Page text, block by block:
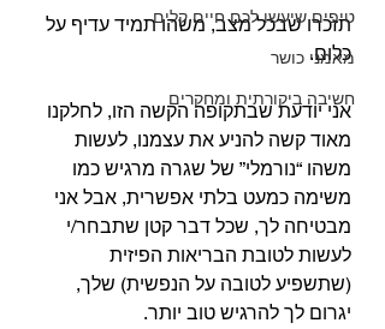
טיפים שיעשו לכם חיים קלים
מאמני כושר
חשיבה ביקורתית ומחקרים
תזכרו שבכל מצב, משהו תמיד עדיף על
כלום.⁣⁣
אני יודעת שבתקופה הקשה הזו, לחלקנו
מאוד קשה להניע את עצמנו, לעשות
משהו “נורמלי” של שגרה מרגיש כמו
משימה כמעט בלתי אפשרית, אבל אני
מבטיחה לך, שכל דבר קטן שתבחר/י
לעשות לטובת הבריאות הפיזית
(שתשפיע לטובה על הנפשית) שלך,
יגרום לך להרגיש טוב יותר.⁣